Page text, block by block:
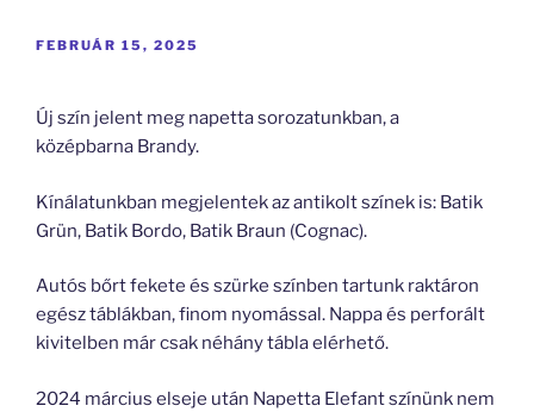
BEKÜLDVE:
FEBRUÁR 15, 2025
Új szín jelent meg napetta sorozatunkban, a
középbarna Brandy.
Kínálatunkban megjelentek az antikolt színek is: Batik
Grün, Batik Bordo, Batik Braun (Cognac).
Autós bőrt fekete és szürke színben tartunk raktáron
egész táblákban, finom nyomással. Nappa és perforált
kivitelben már csak néhány tábla elérhető.
2024 március elseje után Napetta Elefant színünk nem